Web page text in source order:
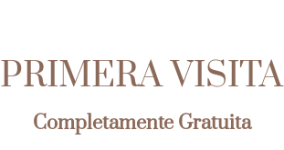
PRIMERA VISITA
Completamente Gratuita